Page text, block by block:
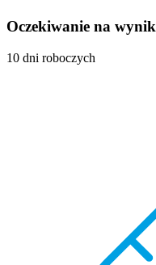
Oczekiwanie na wynik
10 dni roboczych